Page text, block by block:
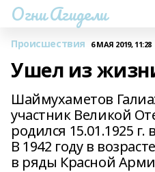
Огни Агидели
Происшествия 6 МАЯ 2019, 11:28
Ушел из
Шаймухаметов
участник Великой
родился 15.01.1925
В 1942 году в
в ряды Красной